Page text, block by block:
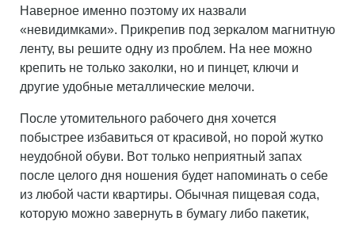
Наверное именно поэтому их назвали
«невидимками». Прикрепив под зеркалом магнитную
ленту, вы решите одну из проблем. На нее можно
крепить не только заколки, но и пинцет, ключи и
другие удобные металлические мелочи.
После утомительного рабочего дня хочется
побыстрее избавиться от красивой, но порой жутко
неудобной обуви. Вот только неприятный запах
после целого дня ношения будет напоминать о себе
из любой части квартиры. Обычная пищевая сода,
которую можно завернуть в бумагу либо пакетик,